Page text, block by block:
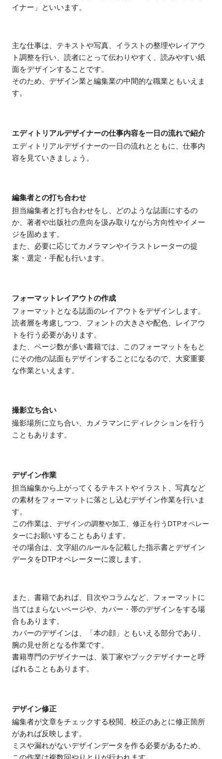
イナー」といいます。
主な仕事は、テキストや写真、イラストの整理やレイアウ
ト調整を行い、読者にとって伝わりやすく、読みやすい紙
面をデザインすることです。
そのため、デザイン業と編集業の中間的な職業ともいえま
す。
エディトリアルデザイナーの仕事内容を一日の流れで紹介
エディトリアルデザイナーの一日の流れとともに、仕事内
容を見ていきましょう。
編集者との打ち合わせ
担当編集者と打ち合わせをし、どのような誌面にするの
か、著者や出版社の意向を汲み取りながら方向性やイメー
ジを固めます。
また、必要に応じてカメラマンやイラストレーターの提
案・選定・手配も行います。
フォーマットレイアウトの作成
フォーマットとなる誌面のレイアウトをデザインします。
読者層を考慮しつつ、フォントの大きさや配色、レイアウ
トを行う必要があります。
また、ページ数が多い書籍では、このフォーマットをもと
にその他の誌面もデザインすることになるので、大変重要
な作業といえます。
撮影立ち合い
撮影場所に立ち合い、カメラマンにディレクションを行う
こともあります。
デザイン作業
担当編集から上がってくるテキストやイラスト、写真など
の素材をフォーマットに落とし込むデザイン作業を行いま
す。
この作業は、 デザインの調整や加工、修正を行うDTPオペレー
ターにお願いすることもあります。
その場合は、文字組のルールを記載した指示書とデザイン
データをDTPオペレーターに渡します。
また、書籍であれば、目次やコラムなど、フォーマットに
当てはまらないページや、カバー・帯のデザインをする場
合もあります。
カバーのデザインは、「本の顔」ともいえる部分であり、
腕の見せ所となる作業です。
書籍専門のデザイナーは、装丁家やブックデザイナーと呼
ばれることもあります。
デザイン修正
編集者が文章をチェックする校閲、校正のあとに修正箇所
があれば反映します。
ミスや漏れがないデザインデータを作る必要があるため、